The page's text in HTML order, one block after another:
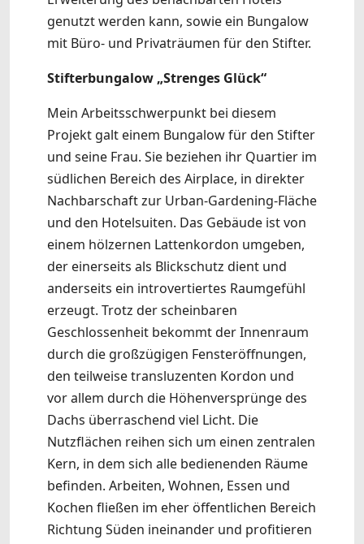
genutzt werden kann, sowie ein Bungalow
mit Büro- und Privaträumen für den Stifter.
Stifterbungalow „Strenges Glück“
Mein Arbeitsschwerpunkt bei diesem
Projekt galt einem Bungalow für den Stifter
und seine Frau. Sie beziehen ihr Quartier im
südlichen Bereich des Airplace, in direkter
Nachbarschaft zur Urban-Gardening-Fläche
und den Hotelsuiten. Das Gebäude ist von
einem hölzernen Lattenkordon umgeben,
der einerseits als Blickschutz dient und
anderseits ein introvertiertes Raumgefühl
erzeugt. Trotz der scheinbaren
Geschlossenheit bekommt der Innenraum
durch die großzügigen Fensteröffnungen,
den teilweise transluzenten Kordon und
vor allem durch die Höhenversprünge des
Dachs überraschend viel Licht. Die
Nutzflächen reihen sich um einen zentralen
Kern, in dem sich alle bedienenden Räume
befinden. Arbeiten, Wohnen, Essen und
Kochen fließen im eher öffentlichen Bereich
Richtung Süden ineinander und profitieren